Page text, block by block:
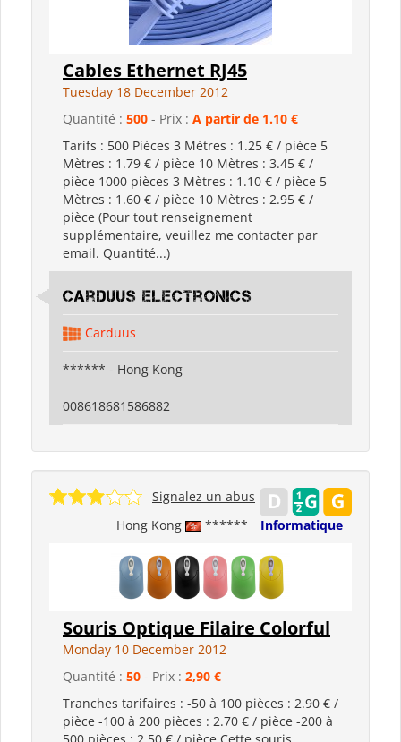
Cables Ethernet RJ45
Tuesday 18 December 2012
Quantité : 500 - Prix : A partir de 1.10 €
Tarifs : 500 Pièces 3 Mètres : 1.25 € / pièce 5
Mètres : 1.79 € / pièce 10 Mètres : 3.45 € /
pièce 1000 pièces 3 Mètres : 1.10 € / pièce 5
Mètres : 1.60 € / pièce 10 Mètres : 2.95 € /
pièce (Pour tout renseignement
supplémentaire, veuillez me contacter par
email. Quantité...)
Carduus Electronics
Carduus
****** - Hong Kong
008618681586882
Hong Kong ****** Informatique
Signalez un abus
Souris Optique Filaire Colorful
Monday 10 December 2012
Quantité : 50 - Prix : 2,90 €
Tranches tarifaires : -50 à 100 pièces : 2.90 € /
pièce -100 à 200 pièces : 2.70 € / pièce -200 à